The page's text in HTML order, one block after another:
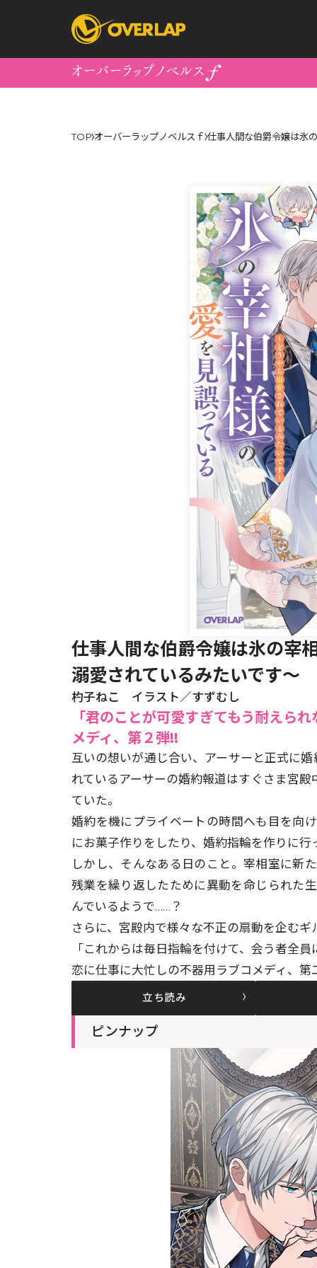
コミック ライトノベ
ロサージュノベルス
オーバーラップ文庫 オーバ
コミッククリエ
TOP オーバーラップノベルスｆ 仕事人間な伯爵令嬢は氷
仕事人間な伯爵令嬢は氷の宰
溺愛されているみたいです～
杓子ねこ イラスト／すずむし
「君のことが可愛すぎてもう耐えら
メディ、第２弾!!
互いの想いが通じ合い、アーサーと正式に
れているアーサーの婚約報道はすぐさま宮
ていた。
婚約を機にプライベートの時間へも目を向
にお菓子作りをしたり、婚約指輪を作りに
しかし、そんなある日のこと。宰相室に
残業を繰り返したために異動を命じられた
んでいるようで……？
さらに、宮殿内で様々な不正の扇動を企む
「これからは毎日指輪を付けて、会う者全
恋に仕事に大忙しの不器用ラブコメディ、第
立ち読み
ピンナップ